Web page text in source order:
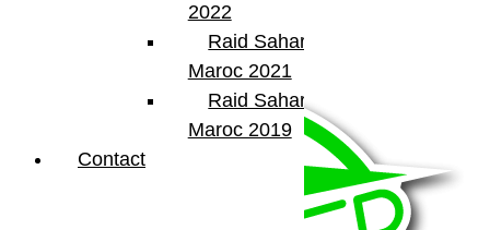
Ajouter au panier
2022
Raid Sahara Tour
Maroc 2021
Raid Sahara Tour
Maroc 2019
Contact